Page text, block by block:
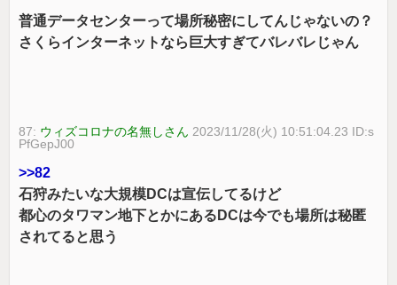
普通データセンターって場所秘密にしてんじゃないの？
さくらインターネットなら巨大すぎてバレバレじゃん
87: ウィズコロナの名無しさん 2023/11/28(火) 10:51:04.23 ID:s
PfGepJ00
>>82
石狩みたいな大規模DCは宣伝してるけど
都心のタワマン地下とかにあるDCは今でも場所は秘匿
されてると思う